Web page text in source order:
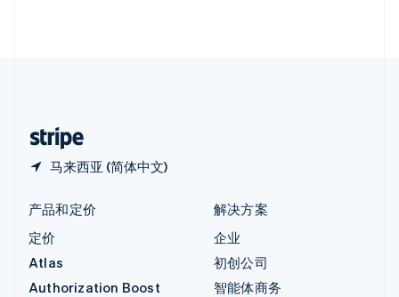
马来西亚 (简体中文)
产品和定价
定价
Atlas
Authorization Boost
解决方案
企业
初创公司
智能体商务